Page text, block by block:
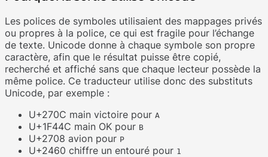
Les polices de symboles utilisaient des mappages privés
ou propres à la police, ce qui est fragile pour l’échange
de texte. Unicode donne à chaque symbole son propre
caractère, afin que le résultat puisse être copié,
recherché et affiché sans que chaque lecteur possède la
même police. Ce traducteur utilise donc des substituts
Unicode, par exemple :
U+270C main victoire pour A
U+1F44C main OK pour B
U+2708 avion pour P
U+2460 chiffre un entouré pour 1